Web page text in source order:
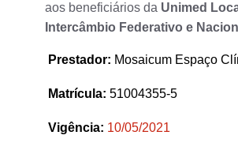
aos beneficiários da Unimed
Intercâmbio Federativo e
Prestador: Mosaicum Espaço
Matrícula: 51004355-5
Vigência: 10/05/2021